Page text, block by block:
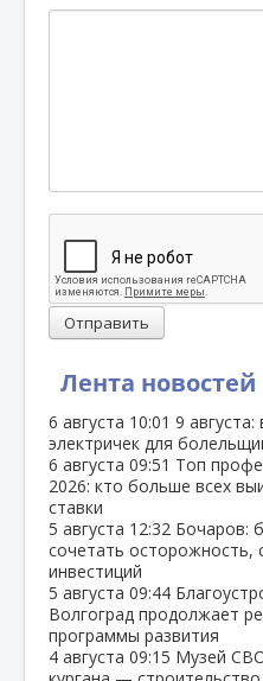
Лента новостей
6 августа 10:01 9
электричек для
6 августа 09:51 Топ
2026: кто больше всех
ставки
5 августа 12:32 Бочаров:
сочетать осторожность,
инвестиций
5 августа 09:44
Волгоград продолжает
программы развития
4 августа 09:15 Музей
Отправить